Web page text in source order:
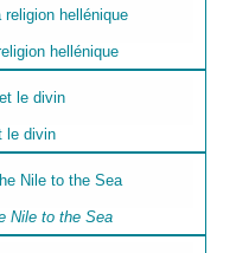
hellénique
le divin
Nile to the Sea